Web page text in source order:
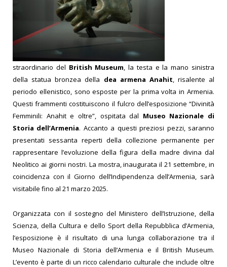
straordinario del British Museum, la testa e la mano sinistra
della statua bronzea della dea armena Anahit, risalente al
periodo ellenistico, sono esposte per la prima volta in Armenia.
Questi frammenti costituiscono il fulcro dell’esposizione “Divinità
Femminili: Anahit e oltre”, ospitata dal Museo Nazionale di
Storia dell’Armenia. Accanto a questi preziosi pezzi, saranno
presentati sessanta reperti della collezione permanente per
rappresentare l’evoluzione della figura della madre divina dal
Neolitico ai giorni nostri. La mostra, inaugurata il 21 settembre, in
coincidenza con il Giorno dell’Indipendenza dell’Armenia, sarà
visitabile fino al 21 marzo 2025.
Organizzata con il sostegno del Ministero dell’Istruzione, della
Scienza, della Cultura e dello Sport della Repubblica d’Armenia,
l’esposizione è il risultato di una lunga collaborazione tra il
Museo Nazionale di Storia dell’Armenia e il British Museum.
L’evento è parte di un ricco calendario culturale che include oltre